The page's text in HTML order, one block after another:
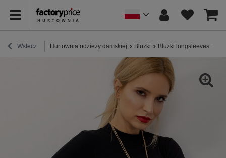
Wstecz Hurtownia odzieży damskiej Bluzki Bluzki longsleeves